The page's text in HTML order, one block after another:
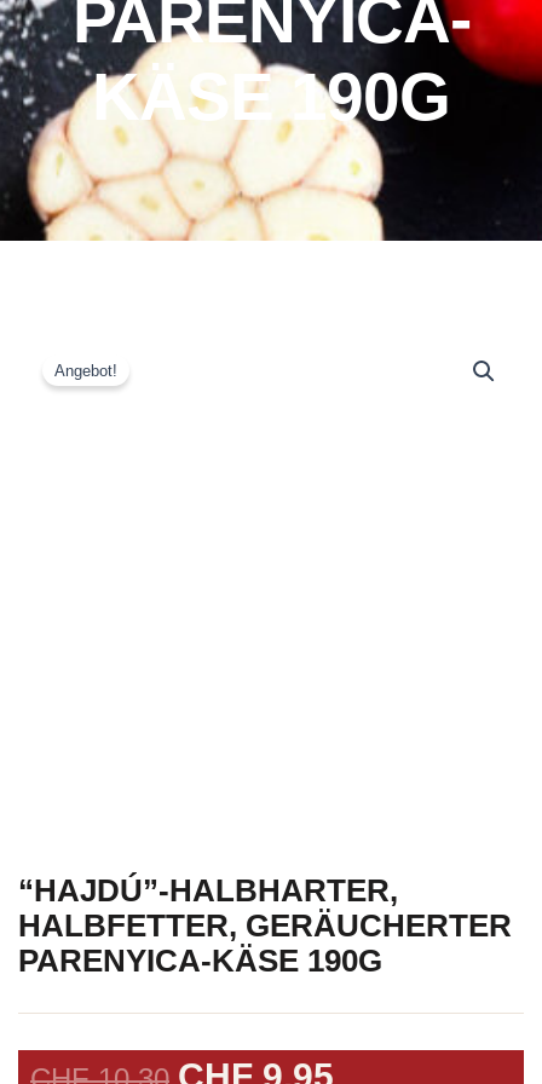
PARENYICA-
KÄSE 190G
Angebot!
“HAJDÚ”-HALBHARTER,
HALBFETTER, GERÄUCHERTER
PARENYICA-KÄSE 190G
URSPRÜNGLICHER
CHF 9.95